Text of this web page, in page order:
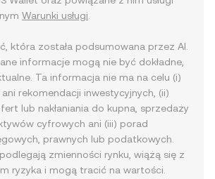
Warunki usługi
która została podsumowana przez AI.
informacje mogą nie być dokładne,
Ta informacja nie ma na celu (i)
rekomendacji inwestycyjnych, (ii)
lub nakłaniania do kupna, sprzedaży
cyfrowych ani (iii) porad
prawnych lub podatkowych.
zmienności rynku, wiążą się z
ryzyka i mogą tracić na wartości.